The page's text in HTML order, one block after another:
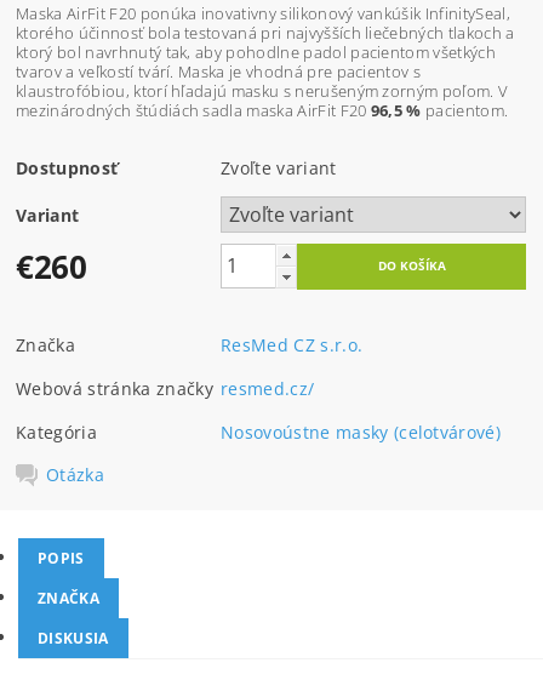
Maska AirFit F20 ponúka inovativny silikonový vankúšik InfinitySeal,
ktorého účinnosť bola testovaná pri najvyšších liečebných tlakoch a
ktorý bol navrhnutý tak, aby pohodlne padol pacientom všetkých
tvarov a veľkostí tvárí. Maska je vhodná pre pacientov s
klaustrofóbiou, ktorí hľadajú masku s nerušeným zorným poľom. V
mezinárodných štúdiách sadla maska AirFit F20 96,5 % pacientom.
Dostupnosť Zvoľte variant
Variant
€260
Značka
ResMed CZ s.r.o.
Webová stránka značky resmed.cz/
Kategória
Nosovoústne masky (celotvárové)
Otázka
POPIS
ZNAČKA
DISKUSIA